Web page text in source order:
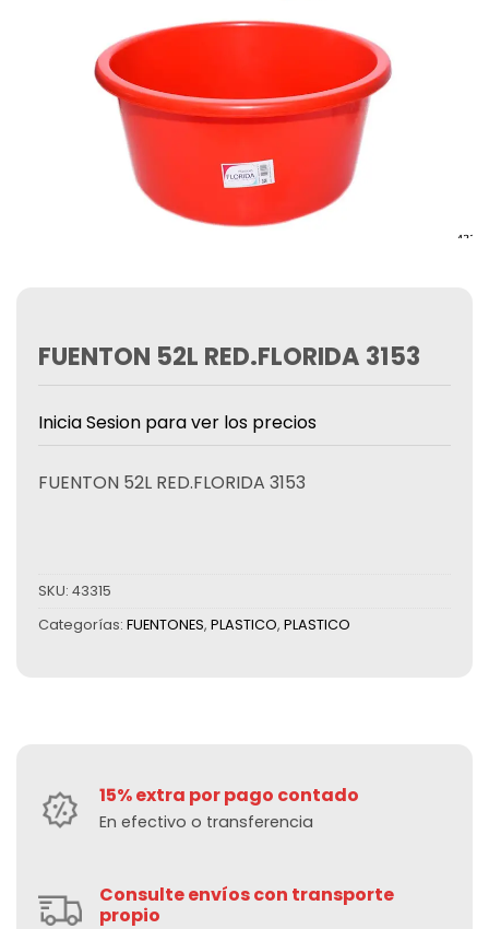
FUENTON 52L RED.FLORIDA 3153
Inicia Sesion para ver los precios
FUENTON 52L RED.FLORIDA 3153
SKU: 43315
Categorías: FUENTONES, PLASTICO, PLASTICO
15% extra por pago contado
En efectivo o transferencia
Consulte envíos con transporte
propio